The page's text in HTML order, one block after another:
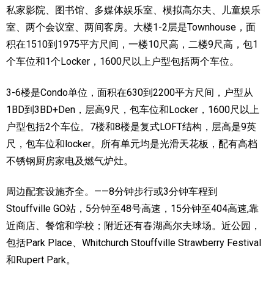
私家影院、图书馆、多媒体娱乐室、模拟高尔夫、儿童娱乐
室、两个会议室、两间客房。大楼1-2层是Townhouse，面
积在1510到1975平方尺间，一楼10尺高，二楼9尺高，包1
个车位和1个Locker，1600尺以上户型包括两个车位。
3-6楼是Condo单位，面积在630到2200平方尺间，户型从
1BD到3BD+Den，层高9尺，包车位和Locker，1600尺以上
户型包括2个车位。7楼和8楼是复式LOFT结构，层高是9英
尺，包车位和locker。所有单元均是光滑天花板，配有高档
不锈钢厨房家电及燃气炉灶。
周边配套设施齐全。——8分钟步行或3分钟车程到
Stouffville GO站，5分钟至48号高速，15分钟至404高速,靠
近商店、餐馆和学校；附近还有春湖高尔夫球场。近公园，
包括Park Place、Whitchurch Stouffville Strawberry Festival
和Rupert Park。